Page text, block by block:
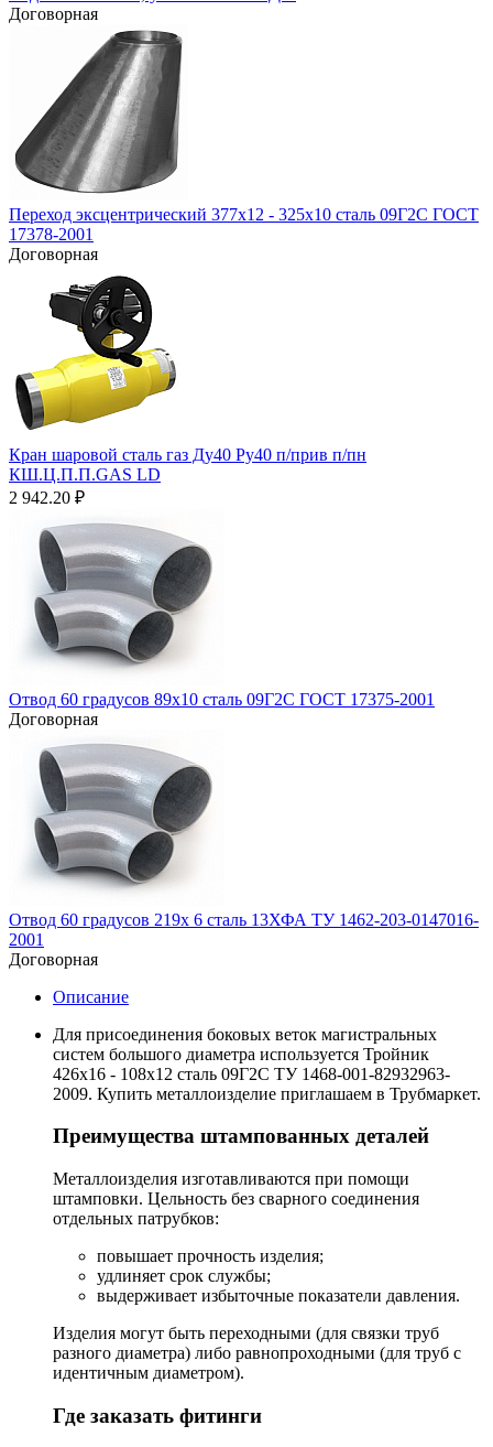
Договорная
Переход эксцентрический 377х12 - 325х10 сталь 09Г2С ГОСТ
17378-2001
Договорная
Кран шаровой сталь газ Ду40 Ру40 п/прив п/пн
КШ.Ц.П.П.GAS LD
2 942.20 ₽
Отвод 60 градусов 89х10 сталь 09Г2С ГОСТ 17375-2001
Договорная
Отвод 60 градусов 219х 6 сталь 13ХФА ТУ 1462-203-0147016-
2001
Договорная
Описание
Для присоединения боковых веток магистральных
систем большого диаметра используется Тройник
426х16 - 108х12 сталь 09Г2С ТУ 1468-001-82932963-
2009. Купить металлоизделие приглашаем в Трубмаркет.
Преимущества штампованных деталей
Металлоизделия изготавливаются при помощи
штамповки. Цельность без сварного соединения
отдельных патрубков:
повышает прочность изделия;
удлиняет срок службы;
выдерживает избыточные показатели давления.
Изделия могут быть переходными (для связки труб
разного диаметра) либо равнопроходными (для труб с
идентичным диаметром).
Где заказать фитинги